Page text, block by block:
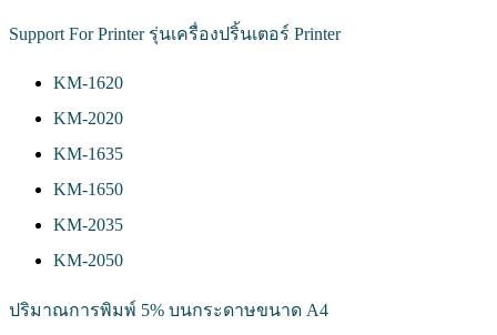
Support For Printer รุ่นเครื่องปริ้นเตอร์ Printer
KM-1620
KM-2020
KM-1635
KM-1650
KM-2035
KM-2050
ปริมาณการพิมพ์ 5% บนกระดาษขนาด A4